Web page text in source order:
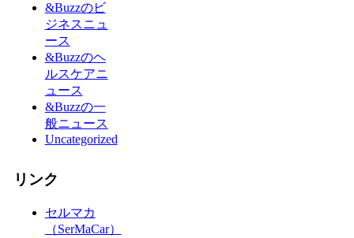
&Buzzのビ
ジネスニュ
ース
&Buzzのヘ
ルスケアニ
ュース
&Buzzの一
般ニュース
Uncategorized
リンク
セルマカ
（SerMaCar）